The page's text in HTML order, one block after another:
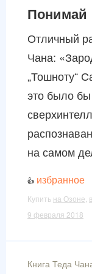
Понимай
Отличный
Чана:
„Тошноту“
это было
на самом
избранное
Купить на Озоне
9 февраля 2018
Книга Теда